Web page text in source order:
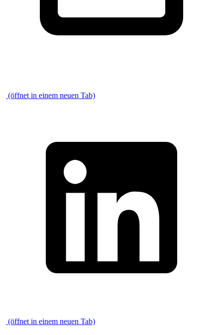
(öffnet in einem neuen Tab)
(öffnet in einem neuen Tab)